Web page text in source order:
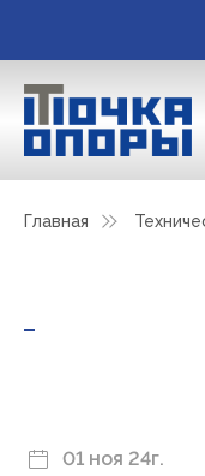
Главная
01 ноя 24г.